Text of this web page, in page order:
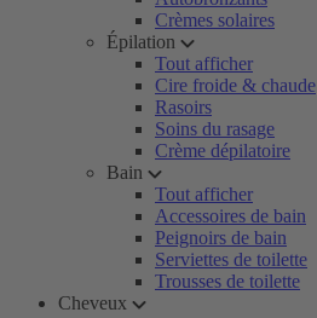
Crèmes solaires
Épilation
Tout afficher
Cire froide & chaude
Rasoirs
Soins du rasage
Crème dépilatoire
Bain
Tout afficher
Accessoires de bain
Peignoirs de bain
Serviettes de toilette
Trousses de toilette
Cheveux